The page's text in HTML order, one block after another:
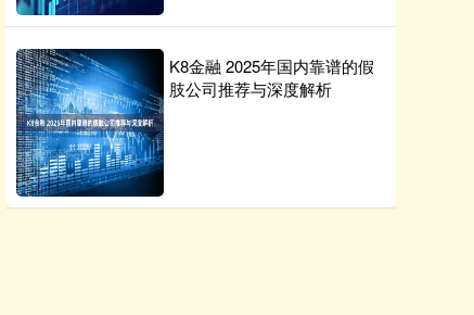
K8金融 2025年国内靠谱的假
肢公司推荐与深度解析